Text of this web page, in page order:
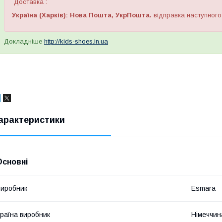
Доставка :
Україна (Харків): Нова Пошта, УкрПошта. відправка
Докладніше http://kids-shoes.in.ua
Esmara
виробник